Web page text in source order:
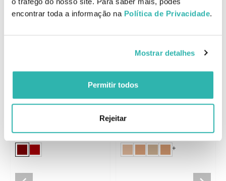
encontrar toda a informação na Política de Privacidade.
Mostrar detalhes
Permitir todos
Rejeitar
Informações de Fabricante
Últimas Unidades
Mademoiselle Shine 168
Shine Declaration
Últimas Unidades
Lancôme Teint Idole Ultra
Wear All Over Concealer
11 Muscade
+